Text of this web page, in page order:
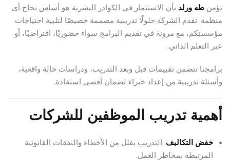
تؤمن طه ورلد بأن الاستثمار في الكوادر البشرية هو أساس نجاح أي
منظمة. تقدم الشركة حلولًا تدريبية مصممة خصيصًا لتلبية احتياجات
مؤسستكم، مع مرونة في تقديم البرامج سواء حضوريًا، افتراضيًا، أو
عبر التعلم الذاتي.
برامجنا تتضمن تقييمات قبل وبعد التدريب، ودراسات حالة واقعية،
وأسئلة تدريبية من إعداد خبراء لضمان أقصى استفادة.
أهمية تدريب الموظفين للشركات
خفض التكاليف: التدريب يقلل من الأخطاء والنفقات القانونية
المرتبطة بمخاطر العمل.